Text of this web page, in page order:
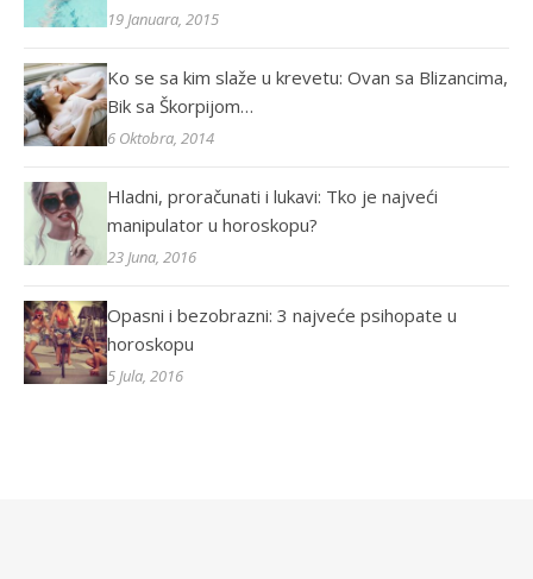
19 Januara, 2015
Ko se sa kim slaže u krevetu: Ovan sa Blizancima,
Bik sa Škorpijom…
6 Oktobra, 2014
Hladni, proračunati i lukavi: Tko je najveći
manipulator u horoskopu?
23 Juna, 2016
Opasni i bezobrazni: 3 najveće psihopate u
horoskopu
5 Jula, 2016